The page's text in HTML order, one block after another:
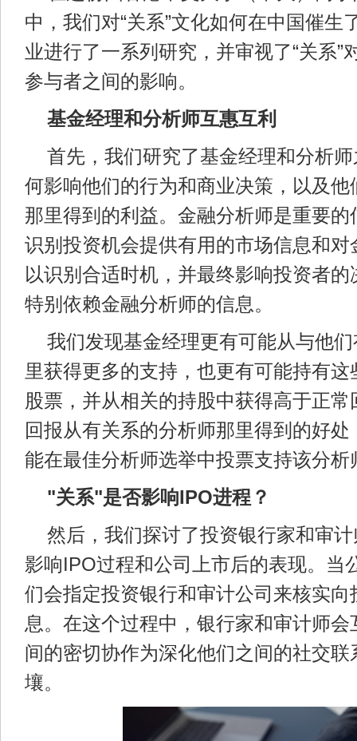
中，我们对“关系”文化如何在中国催生
业进行了一系列研究，并审视了“关系”
参与者之间的影响。
基金经理和分析师互惠互利
首先，我们研究了基金经理和分析
何影响他们的行为和商业决策，以及他
那里得到的利益。金融分析师是重要
识别投资机会提供有用的市场信息和对
以识别合适时机，并最终影响投资者
特别依赖金融分析师的信息。
我们发现基金经理更有可能从与他
里获得更多的支持，也更有可能持有
股票，并从相关的持股中获得高于正
回报从有关系的分析师那里得到的好
能在最佳分析师选举中投票支持该分析
"关系"是否影响IPO进程？
然后，我们探讨了投资银行家和审计
影响IPO过程和公司上市后的表现。当
们会指定投资银行和审计公司来核实向
息。在这个过程中，银行家和审计师
间的密切协作为深化他们之间的社交
壤。